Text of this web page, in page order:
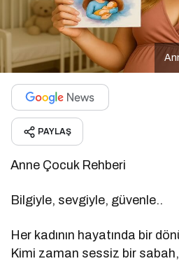
PAYLAŞ
Anne Çocuk Rehberi
Bilgiyle, sevgiyle, güvenle..
Her kadının hayatında bir
Kimi zaman sessiz bir